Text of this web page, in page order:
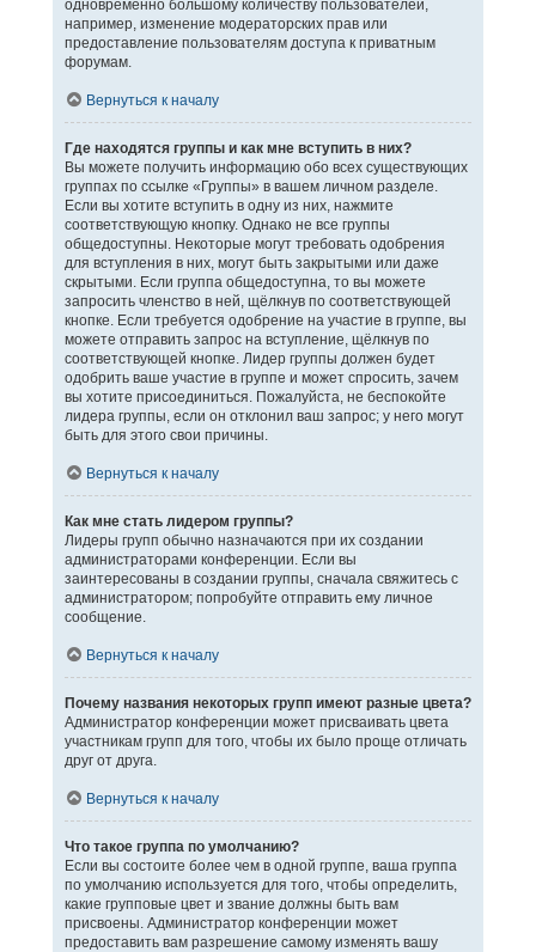
одновременно большому количеству пользователей,
например, изменение модераторских прав или
предоставление пользователям доступа к приватным
форумам.
Вернуться к началу
Где находятся группы и как мне вступить в них?
Вы можете получить информацию обо всех существующих
группах по ссылке «Группы» в вашем личном разделе.
Если вы хотите вступить в одну из них, нажмите
соответствующую кнопку. Однако не все группы
общедоступны. Некоторые могут требовать одобрения
для вступления в них, могут быть закрытыми или даже
скрытыми. Если группа общедоступна, то вы можете
запросить членство в ней, щёлкнув по соответствующей
кнопке. Если требуется одобрение на участие в группе, вы
можете отправить запрос на вступление, щёлкнув по
соответствующей кнопке. Лидер группы должен будет
одобрить ваше участие в группе и может спросить, зачем
вы хотите присоединиться. Пожалуйста, не беспокойте
лидера группы, если он отклонил ваш запрос; у него могут
быть для этого свои причины.
Вернуться к началу
Как мне стать лидером группы?
Лидеры групп обычно назначаются при их создании
администраторами конференции. Если вы
заинтересованы в создании группы, сначала свяжитесь с
администратором; попробуйте отправить ему личное
сообщение.
Вернуться к началу
Почему названия некоторых групп имеют разные цвета?
Администратор конференции может присваивать цвета
участникам групп для того, чтобы их было проще отличать
друг от друга.
Вернуться к началу
Что такое группа по умолчанию?
Если вы состоите более чем в одной группе, ваша группа
по умолчанию используется для того, чтобы определить,
какие групповые цвет и звание должны быть вам
присвоены. Администратор конференции может
предоставить вам разрешение самому изменять вашу